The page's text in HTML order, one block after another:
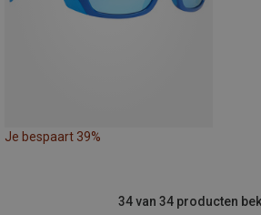
Je bespaart 39%
34 van 34 producten